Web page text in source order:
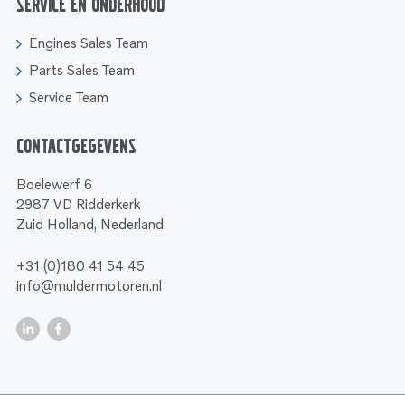
Service en onderhoud
Engines Sales Team
Parts Sales Team
Service Team
Contactgegevens
Boelewerf 6
2987 VD Ridderkerk
Zuid Holland, Nederland
+31 (0)180 41 54 45
info@muldermotoren.nl